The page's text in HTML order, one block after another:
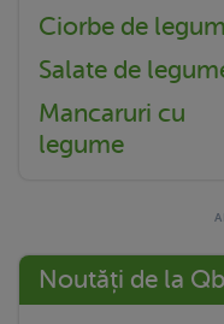
Ciorbe de
Salate de
Mancaruri cu
legume
Noutăți de la